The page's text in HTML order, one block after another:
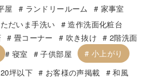
屋 ランドリールーム
家事室
ただいま手洗い
造作洗面化粧台
畳コーナー 吹き抜け
2階洗面
寝室 子供部屋
小上がり
20坪以下 お客様の声掲載
和風